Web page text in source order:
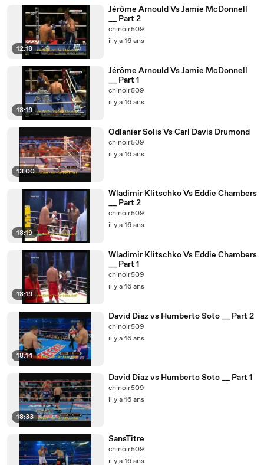
12:18
Jérôme Arnould Vs Jamie McDonnell
__ Part 2
chinoir509
il y a 16 ans
18:19
Jérôme Arnould Vs Jamie McDonnell
__ Part 1
chinoir509
il y a 16 ans
13:00
Odlanier Solis Vs Carl Davis Drumond
chinoir509
il y a 16 ans
18:19
Wladimir Klitschko Vs Eddie Chambers
__ Part 2
chinoir509
il y a 16 ans
18:19
Wladimir Klitschko Vs Eddie Chambers
__ Part 1
chinoir509
il y a 16 ans
18:14
David Diaz vs Humberto Soto __ Part 2
chinoir509
il y a 16 ans
18:33
David Diaz vs Humberto Soto __ Part 1
chinoir509
il y a 16 ans
SansTitre
chinoir509
il y a 16 ans